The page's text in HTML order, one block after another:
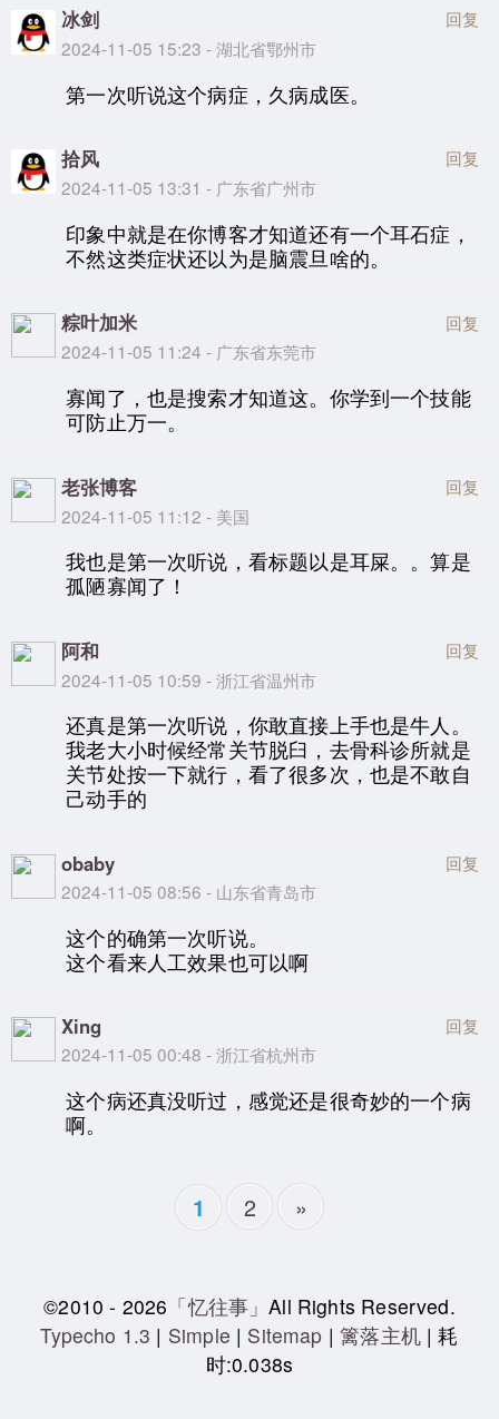
冰剑
2024-11-05 15:23 - 湖北省鄂州市
回复
第一次听说这个病症，久病成医。
拾风
2024-11-05 13:31 - 广东省广州市
回复
印象中就是在你博客才知道还有一个耳石症，
不然这类症状还以为是脑震旦啥的。
粽叶加米
2024-11-05 11:24 - 广东省东莞市
回复
寡闻了，也是搜索才知道这。你学到一个技能
可防止万一。
老张博客
2024-11-05 11:12 - 美国
回复
我也是第一次听说，看标题以是耳屎。。算是
孤陋寡闻了！
阿和
2024-11-05 10:59 - 浙江省温州市
回复
还真是第一次听说，你敢直接上手也是牛人。
我老大小时候经常关节脱臼，去骨科诊所就是
关节处按一下就行，看了很多次，也是不敢自
己动手的
obaby
2024-11-05 08:56 - 山东省青岛市
回复
这个的确第一次听说。
这个看来人工效果也可以啊
Xing
2024-11-05 00:48 - 浙江省杭州市
回复
这个病还真没听过，感觉还是很奇妙的一个病
啊。
1 2 »
©2010 - 2026 「忆往事」All Rights Reserved.
Typecho 1.3 | Simple | Sitemap |篱落主机| 耗
时:0.038s